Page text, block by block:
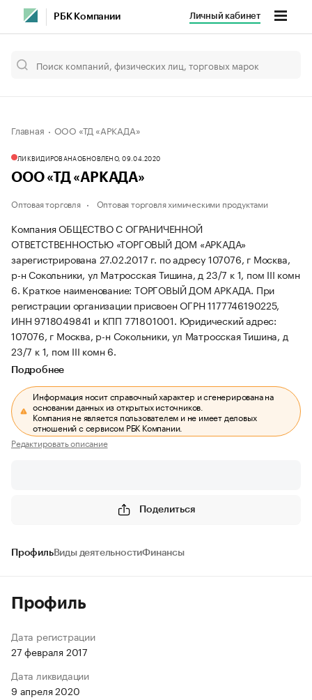
РБК Компании Личный кабинет
Главная ООО «ТД «АРКАДА»
ЛИКВИДИРОВАНАОБНОВЛЕНО, 09.04.2020
ООО «ТД «АРКАДА»
Оптовая торговля Оптовая торговля химическими продуктами
Компания ОБЩЕСТВО С ОГРАНИЧЕННОЙ
ОТВЕТСТВЕННОСТЬЮ «ТОРГОВЫЙ ДОМ «АРКАДА»
зарегистрирована 27.02.2017 г. по адресу 107076, г Москва,
р-н Сокольники, ул Матросская Тишина, д 23/7 к 1, пом III комн
6. Краткое наименование: ТОРГОВЫЙ ДОМ АРКАДА. При
регистрации организации присвоен ОГРН 1177746190225,
ИНН 9718049841 и КПП 771801001. Юридический адрес:
107076, г Москва, р-н Сокольники, ул Матросская Тишина, д
23/7 к 1, пом III комн 6.
Подробнее
Информация носит справочный характер и сгенерирована на
основании данных из открытых источников.
Компания не является пользователем и не имеет деловых
отношений с сервисом РБК Компании.
Редактировать описание
Поделиться
ПрофильВиды деятельностиФинансы
Профиль
Дата регистрации
27 февраля 2017
Дата ликвидации
9 апреля 2020